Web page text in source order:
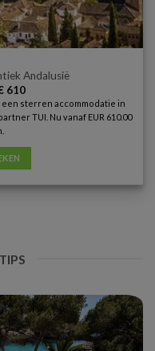
Andalusië
610
sterren accommodatie in
TUI. Nu vanaf EUR 610.00